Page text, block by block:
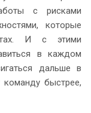
с рисками
которые
И с этими
в каждом
дальше в
команду быстрее,